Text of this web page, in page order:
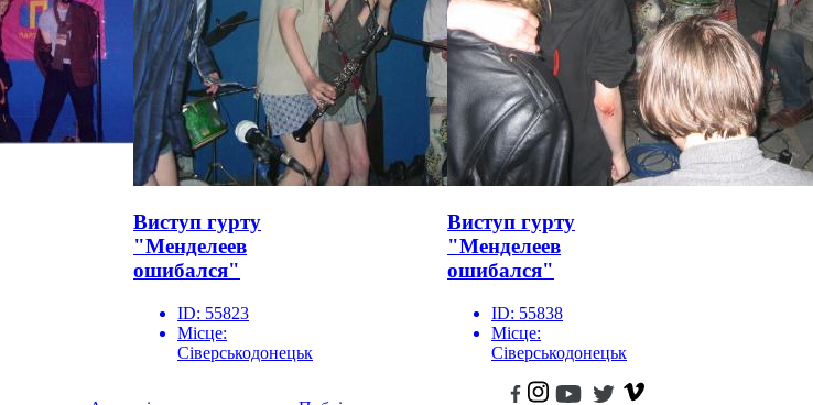
Виступ гурту
"Менделеев
ошибался"
ID: 55823
Місце:
Сіверськодонецьк
Виступ гурту
"Менделеев
ошибался"
ID: 55838
Місце:
Сіверськодонецьк